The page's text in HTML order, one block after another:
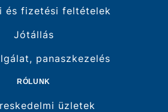
és fizetési feltételek
Jótállás
panaszkezelés
RÓLUNK
üzletek